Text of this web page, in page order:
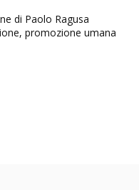
di Paolo Ragusa
promozione umana